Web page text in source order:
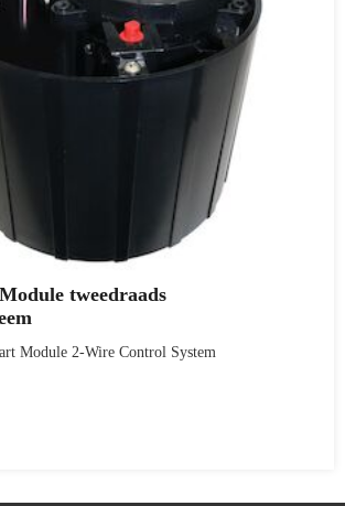
tweedraads
Module 2-Wire Control System